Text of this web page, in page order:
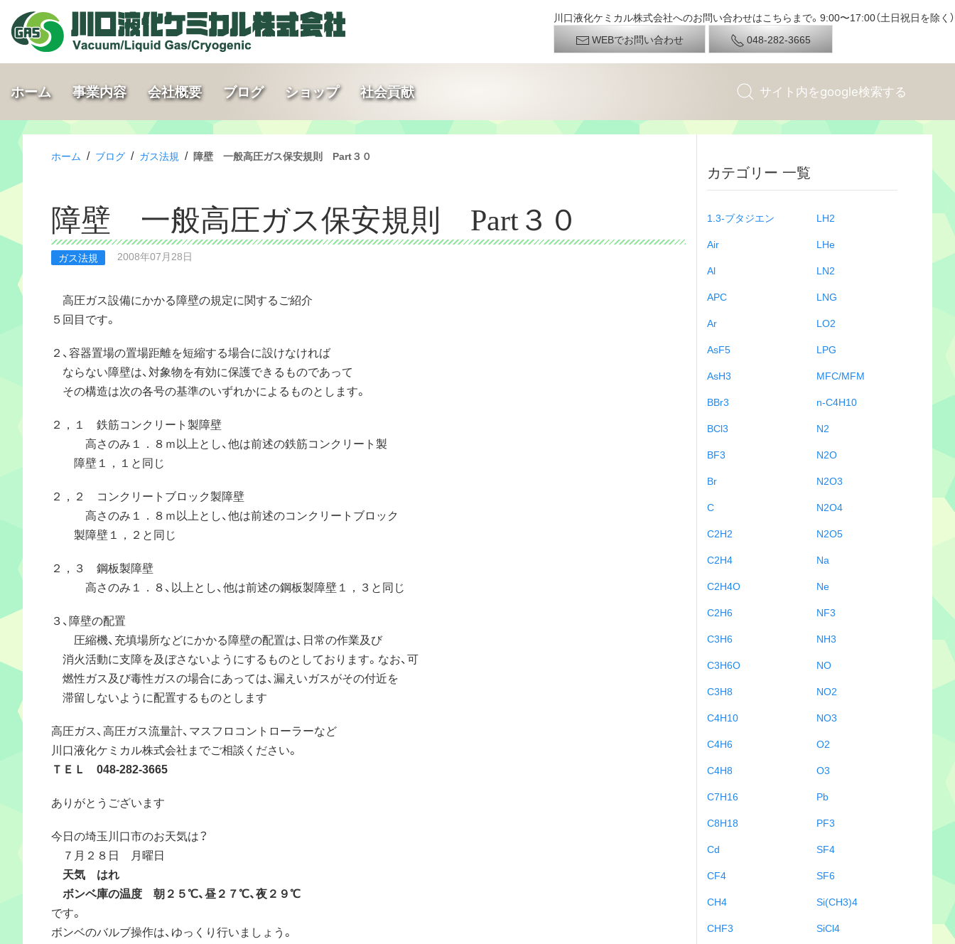
川口液化ケミカル株式会社へのお問い合わせはこちらまで。9:00〜17:00（土日祝日を除く）
WEBでお問い合わせ
048-282-3665
ホーム 事業内容 会社概要 ブログ ショップ 社会貢献
ホーム / ブログ / ガス法規 / 障壁 一般高圧ガス保安規則 Part３０
障壁 一般高圧ガス保安規則 Part３０
ガス法規 2008年07月28日
高圧ガス設備にかかる障壁の規定に関するご紹介
５回目です。
２、容器置場の置場距離を短縮する場合に設けなければ
ならない障壁は、対象物を有効に保護できるものであって
その構造は次の各号の基準のいずれかによるものとします。
２，１ 鉄筋コンクリート製障壁
高さのみ１．８ｍ以上とし、他は前述の鉄筋コンクリート製
障壁１，１と同じ
２，２ コンクリートブロック製障壁
高さのみ１．８ｍ以上とし、他は前述のコンクリートブロック
製障壁１，２と同じ
２，３ 鋼板製障壁
高さのみ１．８、以上とし、他は前述の鋼板製障壁１，３と同じ
３、障壁の配置
圧縮機、充填場所などにかかる障壁の配置は、日常の作業及び
消火活動に支障を及ぼさないようにするものとしております。なお、可
燃性ガス及び毒性ガスの場合にあっては、漏えいガスがその付近を
滞留しないように配置するものとします
高圧ガス、高圧ガス流量計、マスフロコントローラーなど
川口液化ケミカル株式会社までご相談ください。
ＴＥＬ 048-282-3665
ありがとうございます
今日の埼玉川口市のお天気は？
７月２８日 月曜日
天気 はれ
ボンベ庫の温度 朝２５℃、昼２７℃、夜２９℃
です。
ボンベのバルブ操作は、ゆっくり行いましょう。
カテゴリー 一覧
1.3-ブタジエン
Air
Al
APC
Ar
AsF5
AsH3
BBr3
BCl3
BF3
Br
C
C2H2
C2H4
C2H4O
C2H6
C3H6
C3H6O
C3H8
C4H10
C4H6
C4H8
C7H16
C8H18
Cd
CF4
CH4
CHF3
LH2
LHe
LN2
LNG
LO2
LPG
MFC/MFM
n-C4H10
N2
N2O
N2O3
N2O4
N2O5
Na
Ne
NF3
NH3
NO
NO2
NO3
O2
O3
Pb
PF3
SF4
SF6
Si(CH3)4
SiCl4